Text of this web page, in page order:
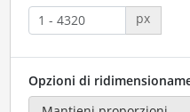
px
Opzioni di